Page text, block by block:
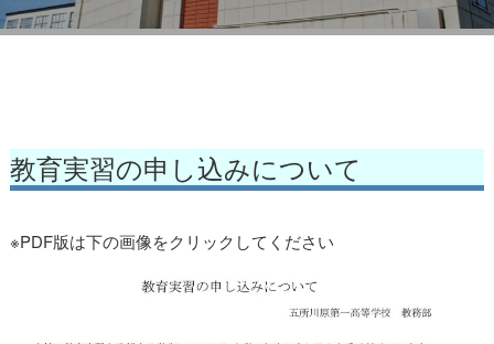
教育実習受付
教育実習の申し込みについて
※PDF版は下の画像をクリックしてください